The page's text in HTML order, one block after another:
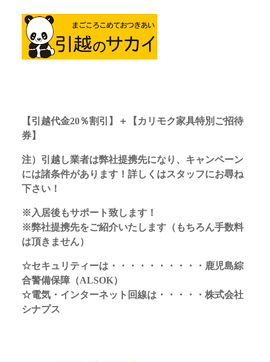
【引越代金20％割引】＋【カリモク家具特別ご招待
券】
注）引越し業者は弊社提携先になり、キャンペーン
には諸条件があります！詳しくはスタッフにお尋ね
下さい！
※入居後もサポート致します！
※弊社提携先をご紹介いたします（もちろん手数料
は頂きません）
☆セキュリティーは・・・・・・・・・・鹿児島綜
合警備保障（ALSOK）
☆電気・インターネット回線は・・・・・株式会社
シナプス